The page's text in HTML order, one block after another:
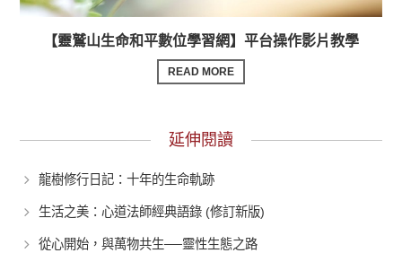
【靈鷲山生命和平數位學習網】平台操作影片教學
READ MORE
延伸閱讀
龍樹修行日記：十年的生命軌跡
生活之美：心道法師經典語錄 (修訂新版)
從心開始，與萬物共生──靈性生態之路